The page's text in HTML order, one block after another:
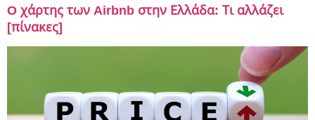
O χάρτης των Airbnb στην Ελλάδα: Τι αλλάζει
[πίνακες]